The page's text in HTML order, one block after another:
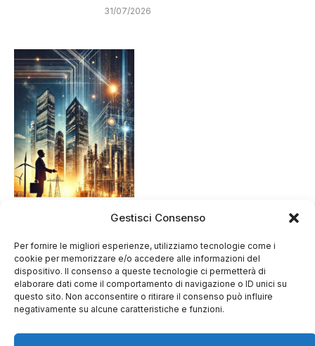
Gestisci Consenso
Per fornire le migliori esperienze, utilizziamo tecnologie come i
cookie per memorizzare e/o accedere alle informazioni del
dispositivo. Il consenso a queste tecnologie ci permetterà di
elaborare dati come il comportamento di navigazione o ID unici su
questo sito. Non acconsentire o ritirare il consenso può influire
negativamente su alcune caratteristiche e funzioni.
31/07/2026